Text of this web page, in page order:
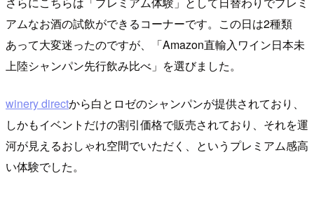
アムなお酒の試飲ができるコーナーです。この日は2種類
あって大変迷ったのですが、「Amazon直輸入ワイン日本未
上陸シャンパン先行飲み比べ」を選びました。
winery directから白とロゼのシャンパンが提供されており、
しかもイベントだけの割引価格で販売されており、それを運
河が見えるおしゃれ空間でいただく、というプレミアム感高
い体験でした。